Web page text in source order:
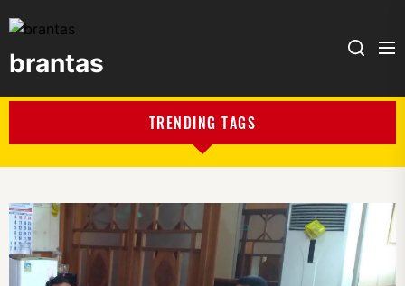
brantas
TRENDING TAGS